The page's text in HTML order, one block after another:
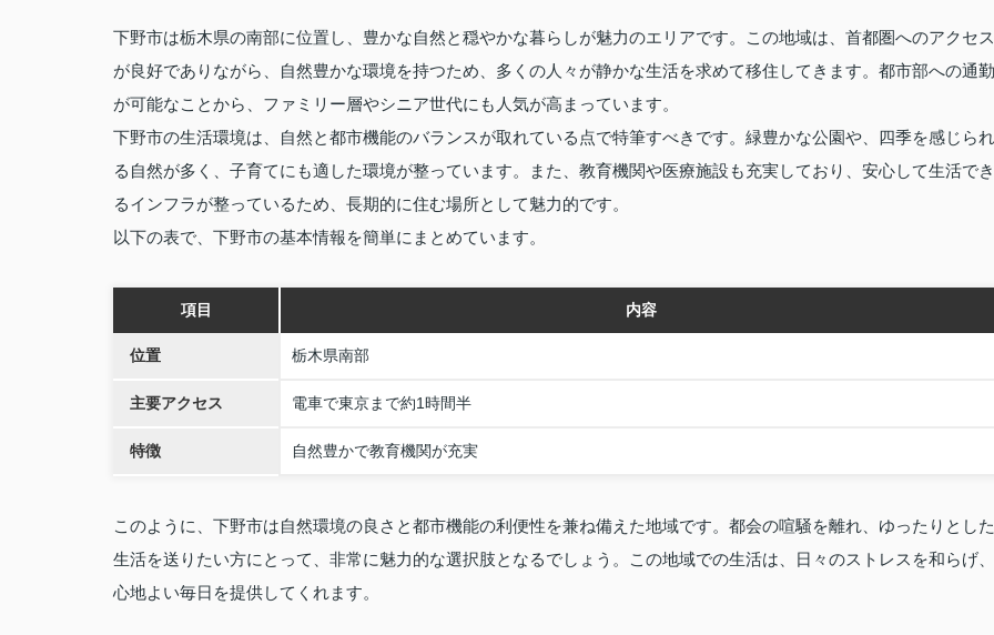
下野市は栃木県の南部に位置し、豊かな自然と穏やかな暮らしが魅力のエリアです。この地域は、首都圏へのアクセス
が良好でありながら、自然豊かな環境を持つため、多くの人々が静かな生活を求めて移住してきます。都市部への通勤
が可能なことから、ファミリー層やシニア世代にも人気が高まっています。
下野市の生活環境は、自然と都市機能のバランスが取れている点で特筆すべきです。緑豊かな公園や、四季を感じられ
る自然が多く、子育てにも適した環境が整っています。また、教育機関や医療施設も充実しており、安心して生活でき
るインフラが整っているため、長期的に住む場所として魅力的です。
以下の表で、下野市の基本情報を簡単にまとめています。
項目 内容
位置 栃木県南部
主要アクセス 電車で東京まで約1時間半
特徴 自然豊かで教育機関が充実
このように、下野市は自然環境の良さと都市機能の利便性を兼ね備えた地域です。都会の喧騒を離れ、ゆったりとした
生活を送りたい方にとって、非常に魅力的な選択肢となるでしょう。この地域での生活は、日々のストレスを和らげ、
心地よい毎日を提供してくれます。